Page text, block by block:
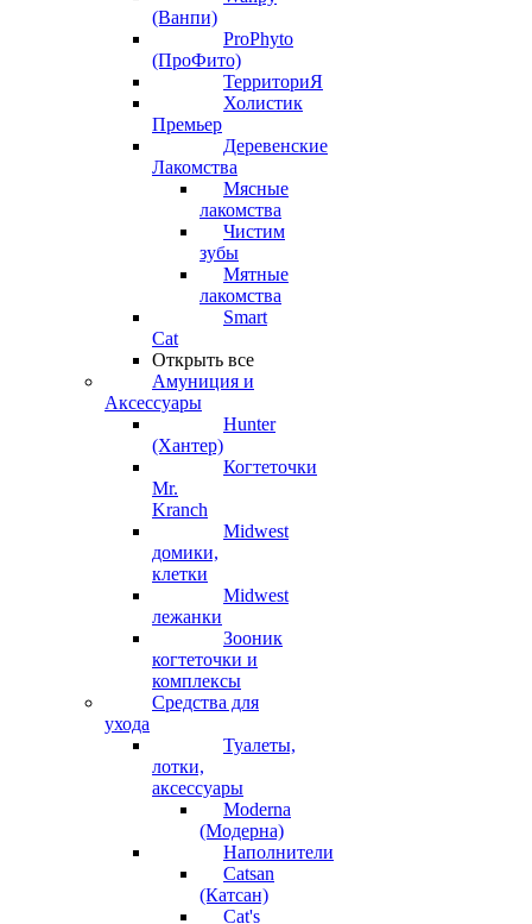
(Ванпи)
ProPhyto
(ПроФито)
ТерриториЯ
Холистик
Премьер
Деревенские
Лакомства
Мясные
лакомства
Чистим
зубы
Мятные
лакомства
Smart
Cat
Открыть все
Амуниция и
Аксессуары
Hunter
(Хантер)
Когтеточки
Mr.
Kranch
Midwest
домики,
клетки
Midwest
лежанки
Зооник
когтеточки и
комплексы
Средства для
ухода
Туалеты,
лотки,
аксессуары
Moderna
(Модерна)
Наполнители
Catsan
(Катсан)
Cat's